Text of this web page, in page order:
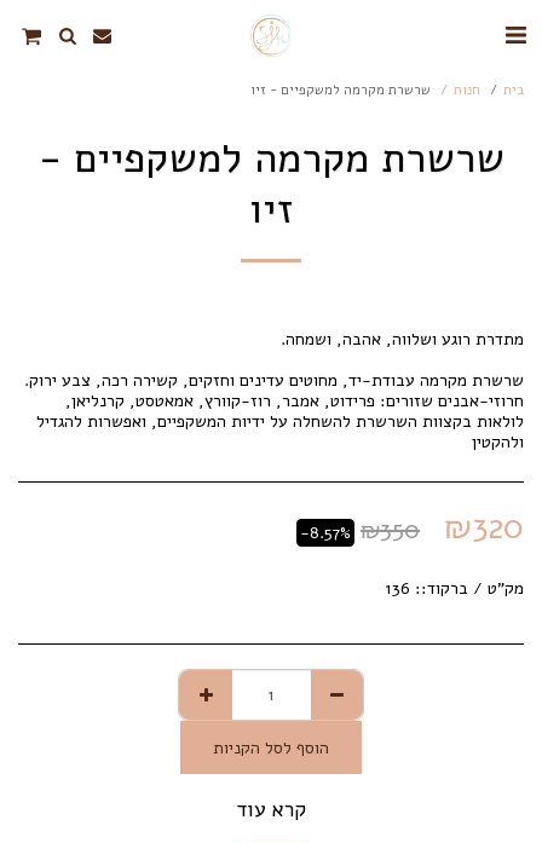
בית חנות שרשרת מקרמה למשקפיים - זיו
שרשרת מקרמה למשקפיים -
זיו
לולאות בקצוות השרשרת להשחלה על ידיות המשקפיים, ואפשרות להגדיל
ולהקטין
₪320
₪350
-8.57%
מק"ט / ברקוד:: 136
הוסף לסל הקניות
קרא עוד